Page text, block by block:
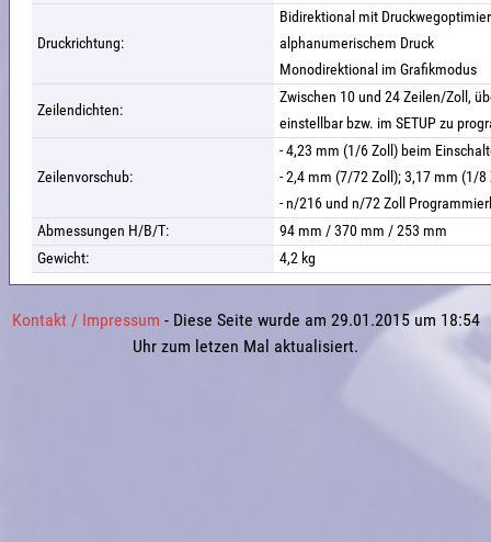
Druckrichtung:
Bidirektional mit
alphanumerischem Druck
Monodirektional im Grafikmodus
Zeilendichten:
Zwischen 10 und 24 Zeilen/Zoll,
einstellbar bzw. im SETUP zu
Zeilenvorschub:
- 4,23 mm (1/6 Zoll) beim
- 2,4 mm (7/72 Zoll); 3,17 mm (1/8
- n/216 und n/72 Zoll
Abmessungen H/B/T:
94 mm / 370 mm / 253 mm
Gewicht:
4,2 kg
Kontakt / Impressum - Diese Seite wurde am 29.01.2015 um 18:54
Uhr zum letzen Mal aktualisiert.